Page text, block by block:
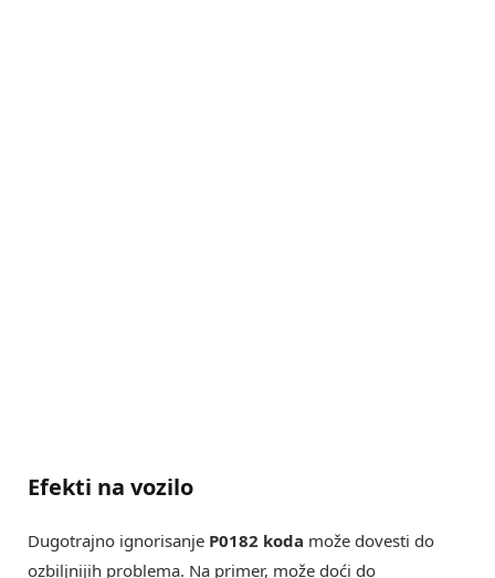
Efekti na vozilo
Dugotrajno ignorisanje P0182 koda može dovesti do
ozbiljnijih problema. Na primer, može doći do